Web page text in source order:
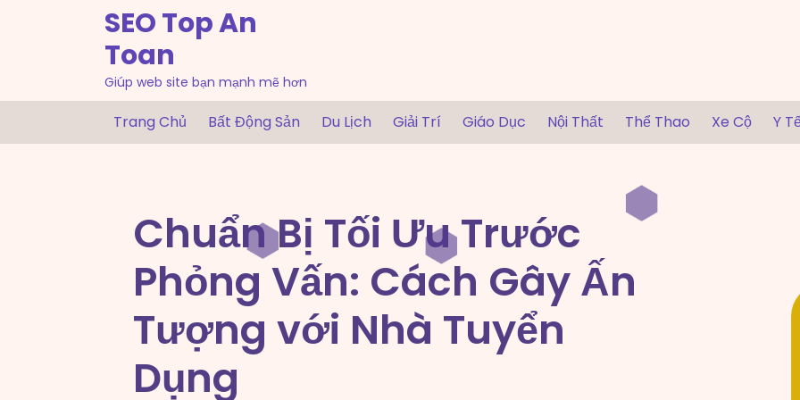
SEO Top An
Toan
Giúp web site bạn mạnh mẽ hơn
Trang Chủ Bất Động Sản Du Lịch Giải Trí Giáo Dục Nội Thất Thể Thao Xe Cộ Y
Chuẩn Bị Tối Ưu Trước
Phỏng Vấn: Cách Gây Ấn
Tượng với Nhà Tuyển
Dụng